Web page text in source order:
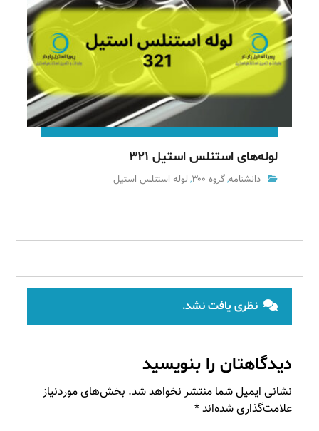
لوله‌های استنلس استیل ۳۲۱
دانشنامه,گروه ۳۰۰ , لوله استنلس استیل
نظری یافت نشد.
دیدگاهتان را بنویسید
نشانی ایمیل شما منتشر نخواهد شد. بخش‌های موردنیاز
علامت‌گذاری شده‌اند*